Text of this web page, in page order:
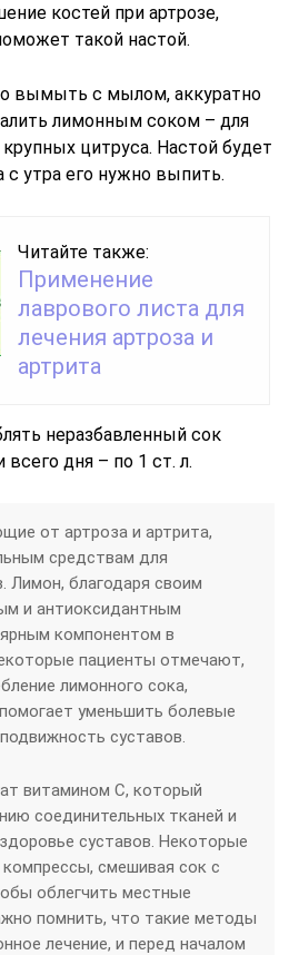
костей при артрозе,
такой настой.
вымыть с мылом, аккуратно
лимонным соком – для
цитруса. Настой будет
с утра его нужно выпить.
Читайте также:
Применение
лаврового листа для
лечения артроза и
артрита
неразбавленный сок
дня – по 1 ст. л.
от артроза и артрита,
средствам для
Лимон, благодаря своим
и антиоксидантным
компонентом в
пациенты отмечают,
лимонного сока,
уменьшить болевые
суставов.
витамином C, который
соединительных тканей и
суставов. Некоторые
смешивая сок с
облегчить местные
помнить, что такие методы
лечение, и перед началом